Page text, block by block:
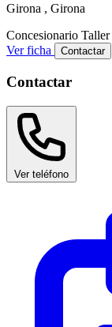
Girona , Girona
Concesionario Taller
Ver ficha
Contactar
Contactar
Ver teléfono